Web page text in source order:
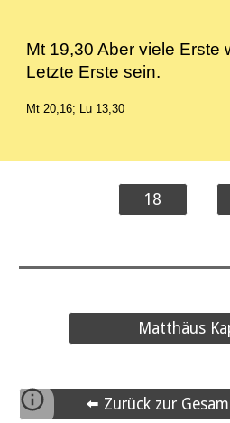
Mt 19,30 Aber viele Erste
Letzte Erste sein.
Mt 20,16; Lu 13,30
18
Matthäus
⬅️ Zurück zur